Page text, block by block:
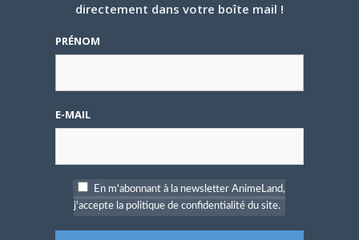
nouvelle
fenêtre)
nouvelle
fenêtre)
une
nouvelle
PARLEZ-EN À VOS AMIS !
Twitter
A PROPOS DE L'AUTEUR
Site
web
Dans l'espoir de pouvoir parler du
prochain volume de Nana dans
Animeland un jour...
directement dans votre boîte mail !
PRÉNOM
E-MAIL
En m'abonnant à la newsletter AnimeLand,
j'accepte la politique de confidentialité du site.